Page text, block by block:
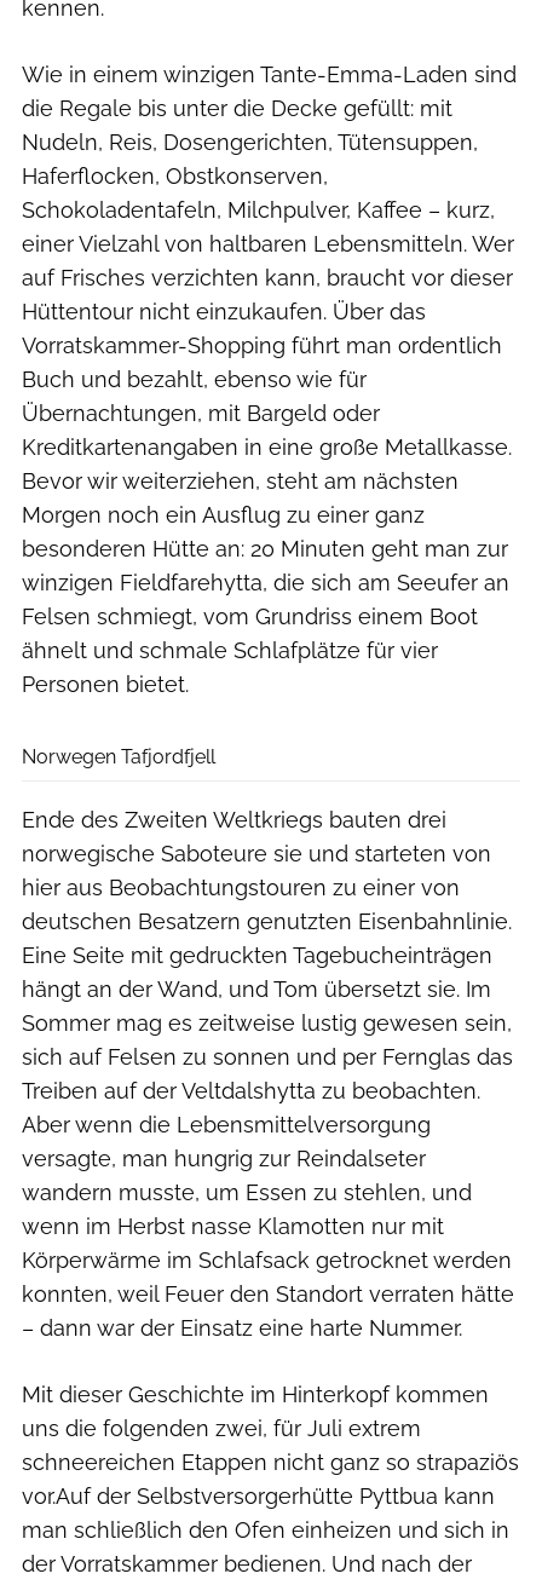
kennen.
Wie in einem winzigen Tante-Emma-Laden sind
die Regale bis unter die Decke gefüllt: mit
Nudeln, Reis, Dosengerichten, Tütensuppen,
Haferflocken, Obstkonserven,
Schokoladentafeln, Milchpulver, Kaffee – kurz,
einer Vielzahl von haltbaren Lebensmitteln. Wer
auf Frisches verzichten kann, braucht vor dieser
Hüttentour nicht einzukaufen. Über das
Vorratskammer-Shopping führt man ordentlich
Buch und bezahlt, ebenso wie für
Übernachtungen, mit Bargeld oder
Kreditkartenangaben in eine große Metallkasse.
Bevor wir weiterziehen, steht am nächsten
Morgen noch ein Ausflug zu einer ganz
besonderen Hütte an: 20 Minuten geht man zur
winzigen Fieldfarehytta, die sich am Seeufer an
Felsen schmiegt, vom Grundriss einem Boot
ähnelt und schmale Schlafplätze für vier
Personen bietet.
Norwegen Tafjordfjell
Ende des Zweiten Weltkriegs bauten drei
norwegische Saboteure sie und starteten von
hier aus Beobachtungstouren zu einer von
deutschen Besatzern genutzten Eisenbahnlinie.
Eine Seite mit gedruckten Tagebucheinträgen
hängt an der Wand, und Tom übersetzt sie. Im
Sommer mag es zeitweise lustig gewesen sein,
sich auf Felsen zu sonnen und per Fernglas das
Treiben auf der Veltdalshytta zu beobachten.
Aber wenn die Lebensmittelversorgung
versagte, man hungrig zur Reindalseter
wandern musste, um Essen zu stehlen, und
wenn im Herbst nasse Klamotten nur mit
Körperwärme im Schlafsack getrocknet werden
konnten, weil Feuer den Standort verraten hätte
– dann war der Einsatz eine harte Nummer.
Mit dieser Geschichte im Hinterkopf kommen
uns die folgenden zwei, für Juli extrem
schneereichen Etappen nicht ganz so strapaziös
vor.Auf der Selbstversorgerhütte Pyttbua kann
man schließlich den Ofen einheizen und sich in
der Vorratskammer bedienen. Und nach der